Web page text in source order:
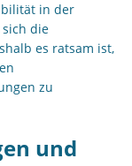
in der
die
es ratsam ist,
zu
und